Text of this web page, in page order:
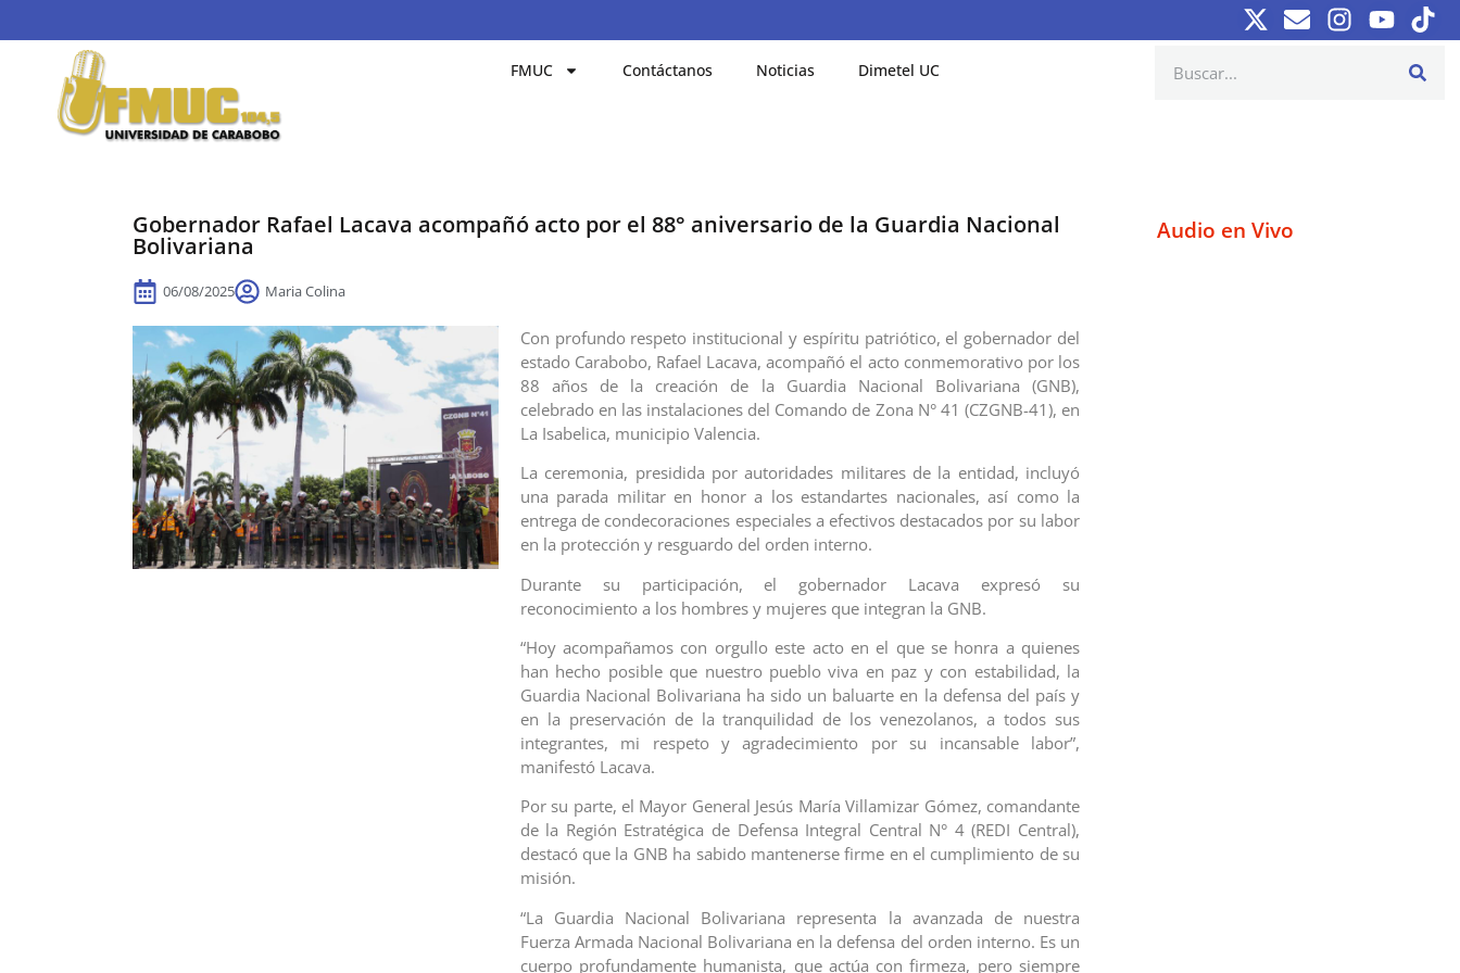
FMUC Contáctanos Noticias Dimetel UC
Gobernador Rafael Lacava acompañó acto por el 88° aniversario de la Guardia Nacional
Bolivariana
06/08/2025 Maria Colina
Con profundo respeto institucional y espíritu patriótico, el gobernador del
estado Carabobo, Rafael Lacava, acompañó el acto conmemorativo por los
88 años de la creación de la Guardia Nacional Bolivariana (GNB),
celebrado en las instalaciones del Comando de Zona N° 41 (CZGNB-41), en
La Isabelica, municipio Valencia.
La ceremonia, presidida por autoridades militares de la entidad, incluyó
una parada militar en honor a los estandartes nacionales, así como la
entrega de condecoraciones especiales a efectivos destacados por su labor
en la protección y resguardo del orden interno.
Durante su participación, el gobernador Lacava expresó su
reconocimiento a los hombres y mujeres que integran la GNB.
“Hoy acompañamos con orgullo este acto en el que se honra a quienes
han hecho posible que nuestro pueblo viva en paz y con estabilidad, la
Guardia Nacional Bolivariana ha sido un baluarte en la defensa del país y
en la preservación de la tranquilidad de los venezolanos, a todos sus
integrantes, mi respeto y agradecimiento por su incansable labor”,
manifestó Lacava.
Por su parte, el Mayor General Jesús María Villamizar Gómez, comandante
de la Región Estratégica de Defensa Integral Central N° 4 (REDI Central),
destacó que la GNB ha sabido mantenerse firme en el cumplimiento de su
misión.
“La Guardia Nacional Bolivariana representa la avanzada de nuestra
Fuerza Armada Nacional Bolivariana en la defensa del orden interno. Es un
cuerpo profundamente humanista, que actúa con firmeza, pero siempre
Audio en Vivo